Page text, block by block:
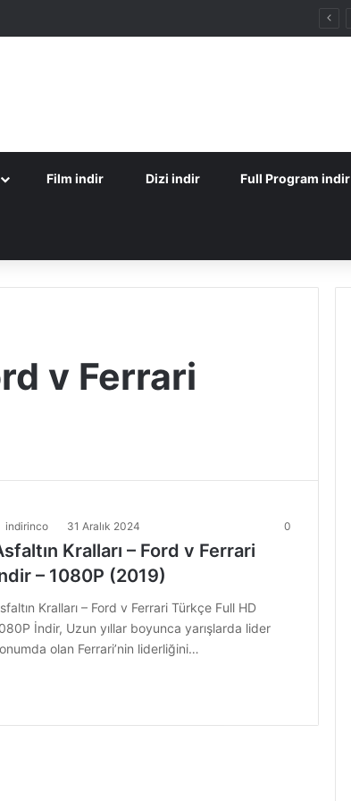
Film indir Dizi indir Full Program indir
v Ferrari
indirinco 31 Aralık 2024 0
Kralları – Ford v Ferrari
– 1080P (2019)
Kralları – Ford v Ferrari Türkçe Full HD
İndir, Uzun yıllar boyunca yarışlarda lider
olan Ferrari’nin liderliğini…